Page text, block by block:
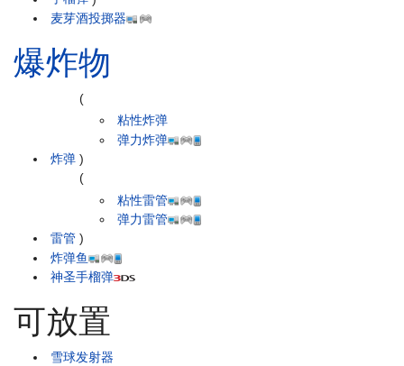
麦芽酒投掷器
爆炸物
炸弹
(
粘性炸弹
弹力炸弹
)
雷管
(
粘性雷管
弹力雷管
)
炸弹鱼
神圣手榴弹
可放置
雪球发射器